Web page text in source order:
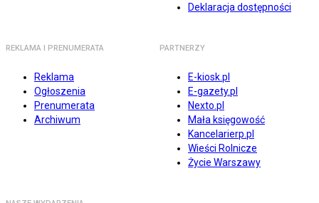
Deklaracja dostępności
REKLAMA I PRENUMERATA
Reklama
Ogłoszenia
Prenumerata
Archiwum
PARTNERZY
E-kiosk.pl
E-gazety.pl
Nexto.pl
Mała księgowość
Kancelarierp.pl
Wieści Rolnicze
Życie Warszawy